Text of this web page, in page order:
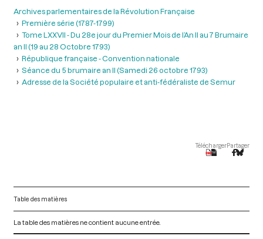
Archives parlementaires de la Révolution Française
Première série (1787-1799)
Tome LXXVII - Du 28e jour du Premier Mois de l’An II au 7 Brumaire
an II (19 au 28 Octobre 1793)
République française - Convention nationale
Séance du 5 brumaire an II (Samedi 26 octobre 1793)
Adresse de la Société populaire et anti-fédéraliste de Semur
TéléchargerPartager
Table des matières
La table des matières ne contient aucune entrée.